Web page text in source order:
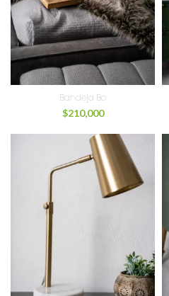
Bandeja Bo
$210,000